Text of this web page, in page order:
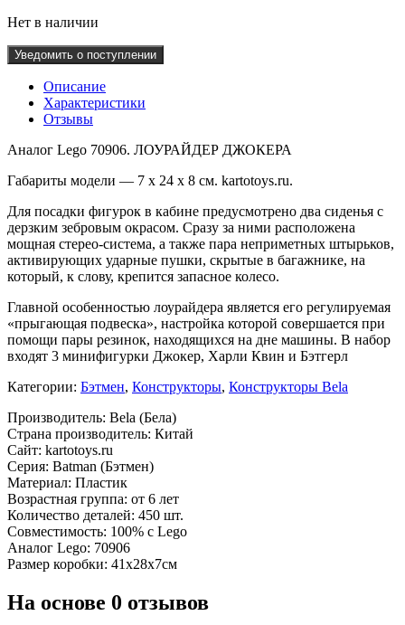
Нет в наличии
Уведомить о поступлении
Описание
Характеристики
Отзывы
Аналог Lego 70906. ЛОУРАЙДЕР ДЖОКЕРА
Габариты модели — 7 x 24 x 8 см. kartotoys.ru.
Для посадки фигурок в кабине предусмотрено два сиденья с
дерзким зебровым окрасом. Сразу за ними расположена
мощная стерео-система, а также пара неприметных штырьков,
активирующих ударные пушки, скрытые в багажнике, на
который, к слову, крепится запасное колесо.
Главной особенностью лоурайдера является его регулируемая
«прыгающая подвеска», настройка которой совершается при
помощи пары резинок, находящихся на дне машины. В набор
входят 3 минифигурки Джокер, Харли Квин и Бэтгерл
Категории: Бэтмен, Конструкторы, Конструкторы Bela
Производитель: Bela (Бела)
Страна производитель: Китай
Сайт: kartotoys.ru
Серия: Batman (Бэтмен)
Материал: Пластик
Возрастная группа: от 6 лет
Количество деталей: 450 шт.
Совместимость: 100% с Lego
Аналог Lego: 70906
Размер коробки: 41x28x7см
На основе 0 отзывов